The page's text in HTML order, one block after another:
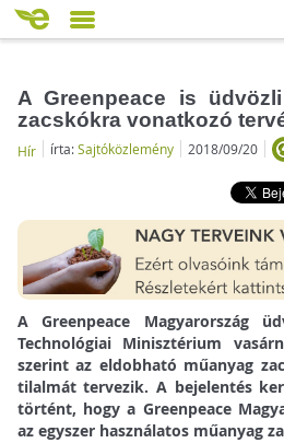
A Greenpeace is
zacskókra vonatkozó
Hír írta:Sajtóközlemény 2018/09/20
A Greenpeace Magyarország
Technológiai Minisztérium
szerint az eldobható műanyag
tilalmát tervezik. A bejelentés
történt, hogy a Greenpeace
az egyszer használatos műanyag